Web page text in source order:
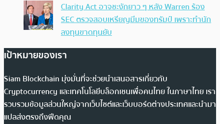
Clarity Act อาจชะงักยาว ๆ หลัง Warren ร้อง
SEC ตรวจสอบเหรียญมีมของทรัมป์ เพราะทำนัก
ลงทุนขาดทุนยับ
เป้าหมายของเรา
Siam Blockchain มุ่งมั่นที่จะช่วยนำเสนอสารเกี่ยวกับ
Cryptocurrency และเทคโนโลยีบล็อกเชนเพื่อคนไทย ในภาษาไทย เรา
รวบรวมข้อมูลส่วนใหญ่จากเว็บไซต์และเว็บบอร์ดต่างประเทศและนำมา
แปลส่งตรงถึงฟีดคุณ